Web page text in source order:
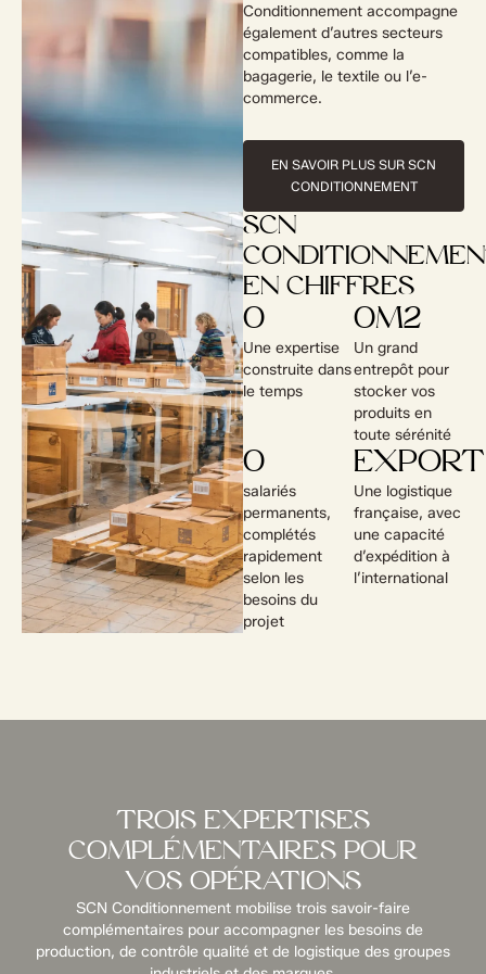
Conditionnement accompagne
également d’autres secteurs
compatibles, comme la
bagagerie, le textile ou l’e-
commerce.
EN SAVOIR PLUS SUR SCN
CONDITIONNEMENT
SCN
EN CHIFFRES
Une expertise
construite dans
le temps
0
Un grand
entrepôt pour
stocker vos
produits en
toute sérénité
0M2
salariés
permanents,
complétés
rapidement
selon les
besoins du
projet
0
Une logistique
française, avec
une capacité
d’expédition à
l’international
EXPORT
TROIS EXPERTISES
COMPLÉMENTAIRES POUR
VOS OPÉRATIONS
SCN Conditionnement mobilise trois savoir-faire
complémentaires pour accompagner les besoins de
production, de contrôle qualité et de logistique des groupes